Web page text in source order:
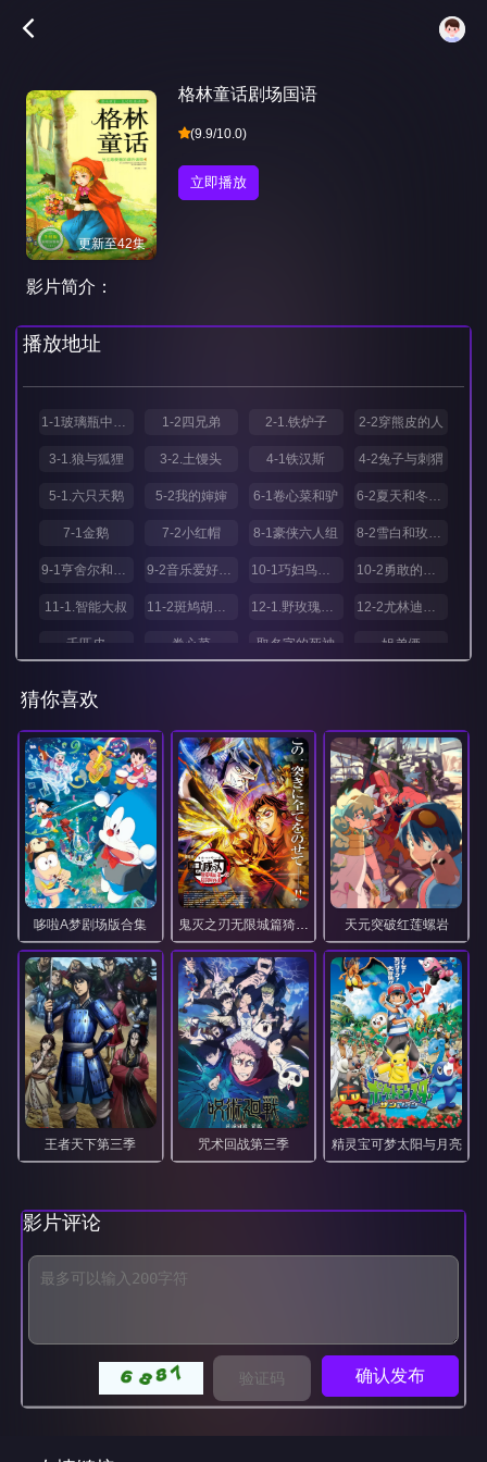
更新至42集
格林童话剧场国语
(9.9/10.0)
立即播放
影片简介：
播放地址
1-1玻璃瓶中的妖怪 1-2四兄弟 2-1.铁炉子 2-2穿熊皮的人
3-1.狼与狐狸 3-2.土馒头 4-1铁汉斯 4-2兔子与刺猬
5-1.六只天鹅 5-2我的婶婶 6-1卷心菜和驴 6-2夏天和冬天的故事
7-1金鹅 7-2小红帽 8-1豪侠六人组 8-2雪白和玫瑰红
9-1亨舍尔和格莱特 9-2音乐爱好者之家 10-1巧妇鸟与熊 10-2勇敢的矮个子裁缝
11-1.智能大叔 11-2斑鸠胡须国王 12-1.野玫瑰公主 12-2尤林迪与尤林得鲁
千匹皮 卷心菜 取名字的死神 姐弟俩
白雪公主（3、4） 破舞鞋 精灵的名字
蓝胡子 青蛙王子（上、下）
猜你喜欢
哆啦A梦剧场版合集 鬼灭之刃无限城篇猗窝座再袭1080P 天元突破红莲螺岩
王者天下第三季 咒术回战第三季 精灵宝可梦太阳与月亮
影片评论
确认发布